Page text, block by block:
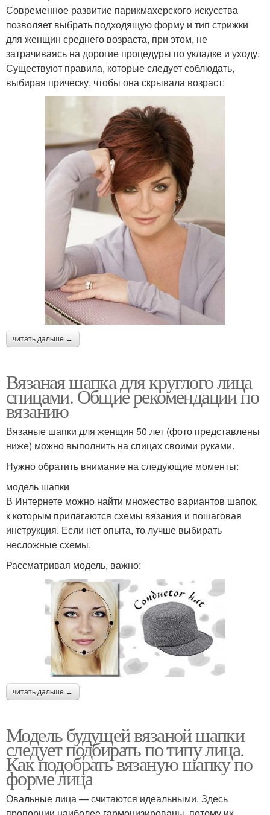
Современное развитие парикмахерского искусства
позволяет выбрать подходящую форму и тип стрижки
для женщин среднего возраста, при этом, не
затрачиваясь на дорогие процедуры по укладке и уходу.
Существуют правила, которые следует соблюдать,
выбирая прическу, чтобы она скрывала возраст:
читать дальше →
Вязаная шапка для круглого лица
спицами. Общие рекомендации по
вязанию
Вязаные шапки для женщин 50 лет (фото представлены
ниже) можно выполнить на спицах своими руками.
Нужно обратить внимание на следующие моменты:
модель шапки
В Интернете можно найти множество вариантов шапок,
к которым прилагаются схемы вязания и пошаговая
инструкция. Если нет опыта, то лучше выбирать
несложные схемы.
Рассматривая модель, важно:
читать дальше →
Модель будущей вязаной шапки
следует подбирать по типу лица.
Как подобрать вязаную шапку по
форме лица
Овальные лица — считаются идеальными. Здесь